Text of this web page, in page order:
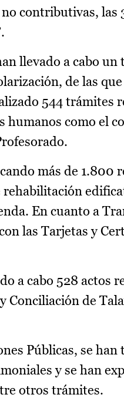
contributivas, las
llevado a cabo un
de las
544 trámites
humanos como el
más de 1.800
En cuanto a
las Tarjetas y
a cabo 528 actos
de
Públicas, se han
y se han
otros trámites.